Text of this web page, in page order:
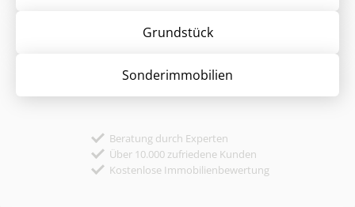
Grund­stück
Sonder­immobilien
Beratung durch Experten
Über 10.000 zufriedene Kunden
Kostenlose Immobilienbewertung